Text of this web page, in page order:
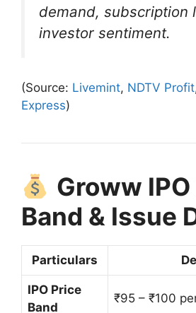
demand, subscription
investor sentiment.
(Source: Livemint, NDTV Profit
Express)
Groww
Band & Issue
Particulars
IPO Price
Band
₹95 – ₹100